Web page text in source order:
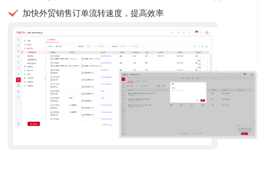
加快外贸销售订单流转速度，提高效率